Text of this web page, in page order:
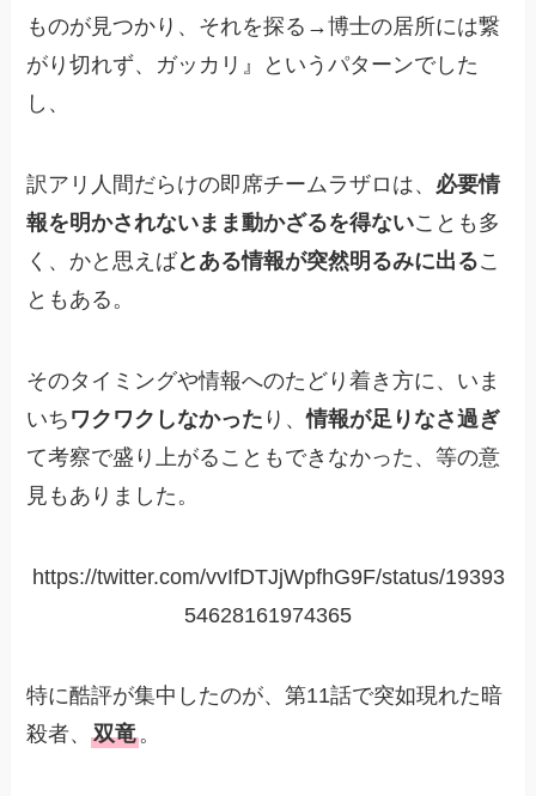
ものが見つかり、それを探る→博士の居所には繋
がり切れず、ガッカリ』というパターンでした
し、
訳アリ人間だらけの即席チームラザロは、 必要情
報を明かされないまま動かざるを得ないことも多
く、かと思えばとある情報が突然明るみに出るこ
ともある。
そのタイミングや情報へのたどり着き方に、いま
いち ワクワクしなかった り、情報が足りなさ過ぎ
て考察で盛り上がることもできなかった、等の意
見もありました。
https://twitter.com/vvIfDTJjWpfhG9F/status/19393
54628161974365
特に酷評が集中したのが、第11話で突如現れた暗
殺者、双竜。